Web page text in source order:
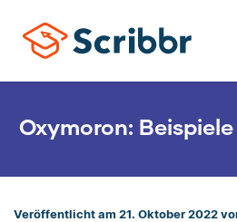
Oxymoron:
Veröffentlicht am 21. Oktober 2022